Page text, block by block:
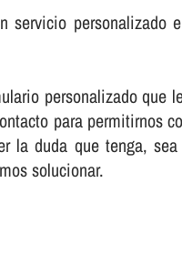
servicio personalizado
personalizado que
para permitirnos
la duda que tenga,
solucionar.